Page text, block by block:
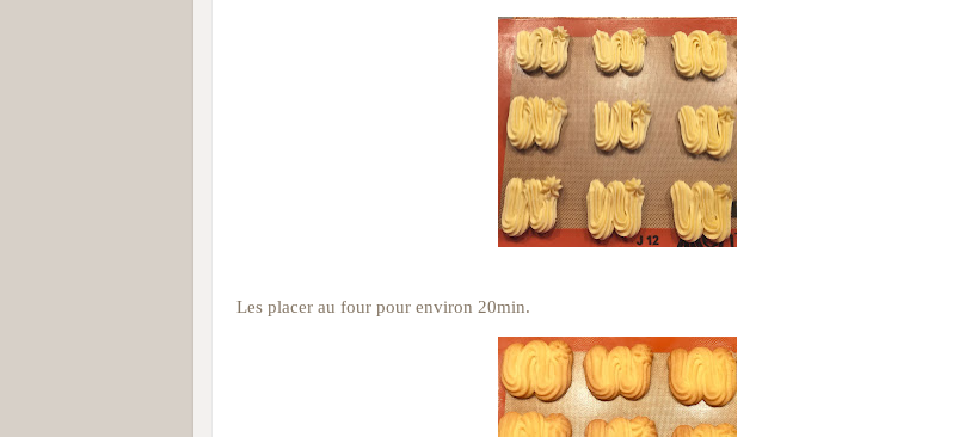
Les placer au four pour environ 20min.